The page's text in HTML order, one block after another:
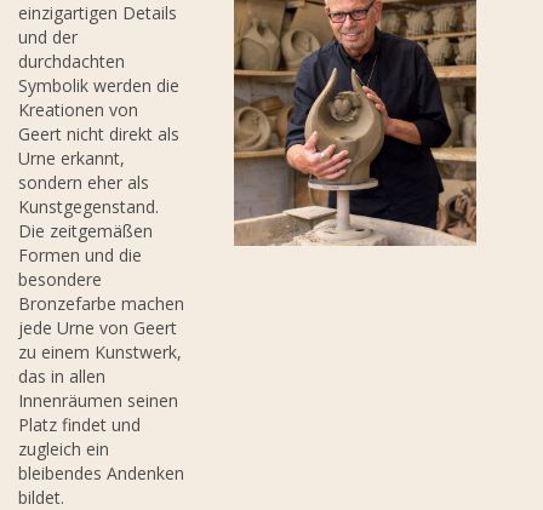
einzigartigen Details
und der
durchdachten
Symbolik werden die
Kreationen von
Geert nicht direkt als
Urne erkannt,
sondern eher als
Kunstgegenstand.
Die zeitgemäßen
Formen und die
besondere
Bronzefarbe machen
jede Urne von Geert
zu einem Kunstwerk,
das in allen
Innenräumen seinen
Platz findet und
zugleich ein
bleibendes Andenken
bildet.